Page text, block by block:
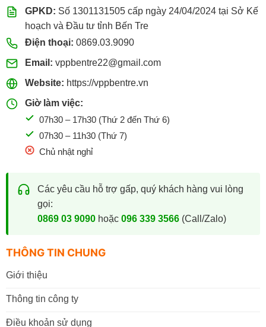
GPKD: Số 1301131505 cấp ngày 24/04/2024 tại Sở Kế
hoạch và Đầu tư tỉnh Bến Tre
Điện thoại: 0869.03.9090
Email: vppbentre22@gmail.com
Website: https://vppbentre.vn
Giờ làm việc:
07h30 – 17h30 (Thứ 2 đến Thứ 6)
07h30 – 11h30 (Thứ 7)
Chủ nhật nghỉ
Các yêu cầu hỗ trợ gấp, quý khách hàng vui lòng
gọi:
0869 03 9090hoặc 096 339 3566(Call/Zalo)
THÔNG TIN CHUNG
Giới thiệu
Thông tin công ty
Điều khoản sử dụng